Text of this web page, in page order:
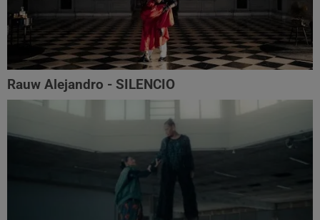
Rauw Alejandro - SILENCIO